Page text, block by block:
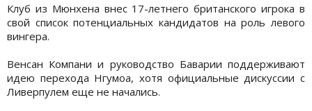
Клуб из Мюнхена внес 17-летнего британского игрока в
свой список потенциальных кандидатов на роль левого
вингера.
Венсан Компани и руководство Баварии поддерживают
идею перехода Нгумоа, хотя официальные дискуссии с
Ливерпулем еще не начались.